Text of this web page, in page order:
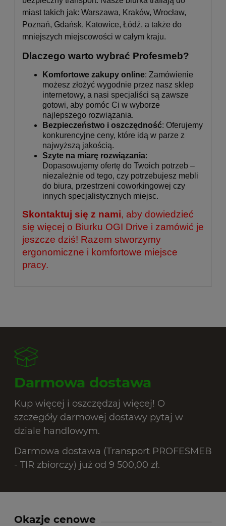
miast takich jak: Warszawa, Kraków, Wrocław,
Poznań, Gdańsk, Katowice, Łódź, a także do
mniejszych miejscowości w całym kraju.
Dlaczego warto wybrać Profesmeb?
Komfortowe zakupy online: Zamówienie
możesz złożyć wygodnie przez nasz sklep
internetowy, a nasi specjaliści są zawsze
gotowi, aby pomóc Ci w wyborze
najlepszego rozwiązania.
Bezpieczeństwo i oszczędność: Oferujemy
konkurencyjne ceny, które idą w parze z
najwyższą jakością.
Szyte na miarę rozwiązania:
Dopasowujemy ofertę do Twoich potrzeb –
niezależnie od tego, czy potrzebujesz mebli
do biura, przestrzeni coworkingowej czy
innych specjalistycznych miejsc.
Skontaktuj się z nami, aby dowiedzieć
się więcej o Biurku OGI Drive i zamówić je
jeszcze dziś! Razem stworzymy
ergonomiczne i komfortowe miejsce
pracy.
Darmowa dostawa
Kup więcej i oszczędzaj więcej! O
szczegóły darmowej dostawy pytaj w
dziale handlowym.
Darmowa dostawa (Transport PROFESMEB
- TIR zbiorczy) już od 9 500,00 zł.
Okazje cenowe